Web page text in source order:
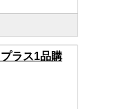
ラス1品購